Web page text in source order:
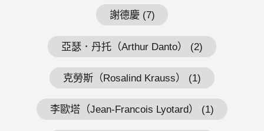
謝德慶 (7)
亞瑟．丹托（Arthur Danto） (2)
克勞斯（Rosalind Krauss） (1)
李歐塔（Jean-Francois Lyotard） (1)